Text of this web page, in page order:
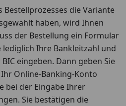
Bestellprozesses die Variante
haben, wird Ihnen
der Bestellung ein Formular
lediglich Ihre Bankleitzahl und
eingeben. Dann geben Sie
Online-Banking-Konto
bei der Eingabe Ihrer
Sie bestätigen die